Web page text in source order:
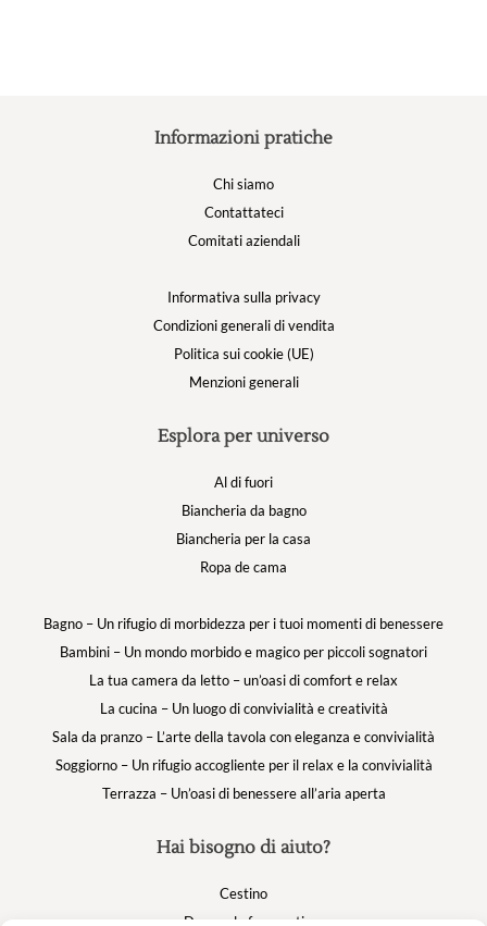
Hai bisogno di aiuto?
Cestino
Domande frequenti
Informazioni pratiche
Chi siamo
Contattateci
Comitati aziendali
Informativa sulla privacy
Condizioni generali di vendita
Politica sui cookie (UE)
Menzioni generali
Esplora per universo
Al di fuori
Biancheria da bagno
Biancheria per la casa
Ropa de cama
Bagno – Un rifugio di morbidezza per i tuoi momenti di benessere
Bambini – Un mondo morbido e magico per piccoli sognatori
La tua camera da letto – un’oasi di comfort e relax
La cucina – Un luogo di convivialità e creatività
Sala da pranzo – L’arte della tavola con eleganza e convivialità
Soggiorno – Un rifugio accogliente per il relax e la convivialità
Terrazza – Un’oasi di benessere all’aria aperta